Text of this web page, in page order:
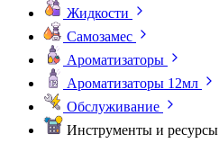
Жидкости
Самозамес
Ароматизаторы
Ароматизаторы 12мл
Обслуживание
Инструменты и ресурсы